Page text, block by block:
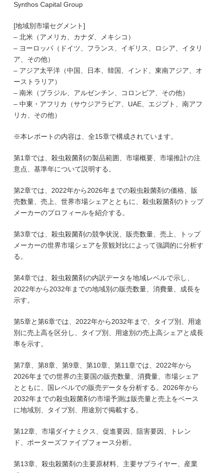
Synthos Capital Group
[地域別市場セグメント]
– 北米（アメリカ、カナダ、メキシコ）
– ヨーロッパ（ドイツ、フランス、イギリス、ロシア、イタリ
ア、その他）
– アジア太平洋（中国、日本、韓国、インド、東南アジア、オ
ーストラリア）
– 南米（ブラジル、アルゼンチン、コロンビア、その他）
– 中東・アフリカ（サウジアラビア、UAE、エジプト、南アフ
リカ、その他）
※本レポートの内容は、全15章で構成されています。
第1章では、殺虫殺菌剤の製品範囲、市場概要、市場推計の注
意点、基準年について説明する。
第2章では、2022年から2026年までの殺虫殺菌剤の価格、販
売数量、売上、世界市場シェアとともに、殺虫殺菌剤のトップ
メーカーのプロフィールを紹介する。
第3章では、殺虫殺菌剤の競争状況、販売数量、売上、トップ
メーカーの世界市場シェアを景観対比によって強調的に分析す
る。
第4章では、殺虫殺菌剤の内訳データを地域レベルで示し、
2022年から2032年までの地域別の販売数量、消費量、成長を
示す。
第5章と第6章では、2022年から2032年まで、タイプ別、用途
別に売上高を区分し、タイプ別、用途別の売上高シェアと成長
率を示す。
第7章、第8章、第9章、第10章、第11章では、2022年から
2026年までの世界の主要国の販売数量、消費量、市場シェア
とともに、国レベルでの販売データを分析する。2026年から
2032年までの殺虫殺菌剤の市場予測は販売量と売上をベース
に地域別、タイプ別、用途別で掲載する。
第12章、市場ダイナミクス、促進要因、阻害要因、トレン
ド、ポーターズファイブフォース分析。
第13章、殺虫殺菌剤の主要原材料、主要サプライヤー、産業